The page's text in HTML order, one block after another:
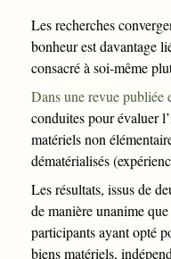
Les recherches
bonheur est davantage
consacré à soi-même
Dans une revue publiée
conduites pour évaluer
matériels non
dématérialisés
Les résultats, issus de
de manière unanime
participants ayant opté
biens matériels,